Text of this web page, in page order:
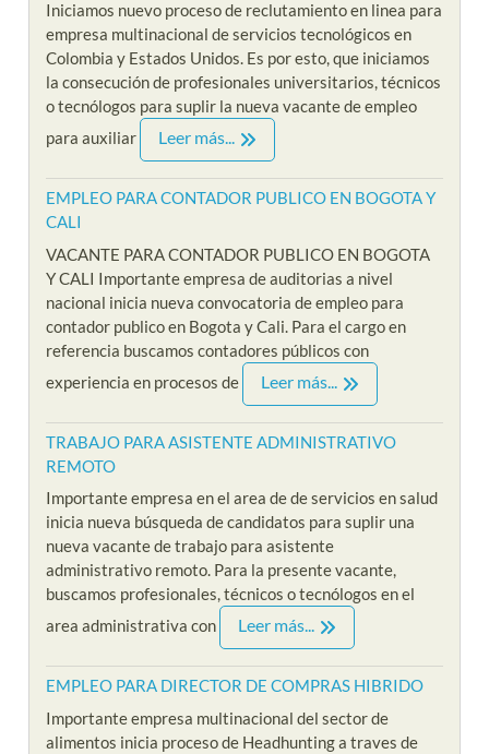
Iniciamos nuevo proceso de reclutamiento en linea para
empresa multinacional de servicios tecnológicos en
Colombia y Estados Unidos. Es por esto, que iniciamos
la consecución de profesionales universitarios, técnicos
o tecnólogos para suplir la nueva vacante de empleo
para auxiliar
Leer más...
EMPLEO PARA CONTADOR PUBLICO EN BOGOTA Y
CALI
VACANTE PARA CONTADOR PUBLICO EN BOGOTA
Y CALI Importante empresa de auditorias a nivel
nacional inicia nueva convocatoria de empleo para
contador publico en Bogota y Cali. Para el cargo en
referencia buscamos contadores públicos con
experiencia en procesos de
Leer más...
TRABAJO PARA ASISTENTE ADMINISTRATIVO
REMOTO
Importante empresa en el area de de servicios en salud
inicia nueva búsqueda de candidatos para suplir una
nueva vacante de trabajo para asistente
administrativo remoto. Para la presente vacante,
buscamos profesionales, técnicos o tecnólogos en el
area administrativa con
Leer más...
EMPLEO PARA DIRECTOR DE COMPRAS HIBRIDO
Importante empresa multinacional del sector de
alimentos inicia proceso de Headhunting a traves de